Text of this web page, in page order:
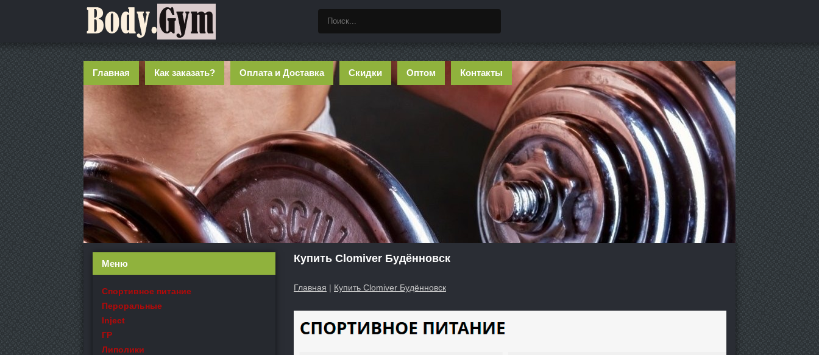
Главная Как заказать? Оплата и Доставка Скидки Оптом Контакты
Купить Clomiver Будённовск
Главная | Купить Clomiver Будённовск
Меню
Спортивное питание
Пероральные
Inject
ГР
Липолики